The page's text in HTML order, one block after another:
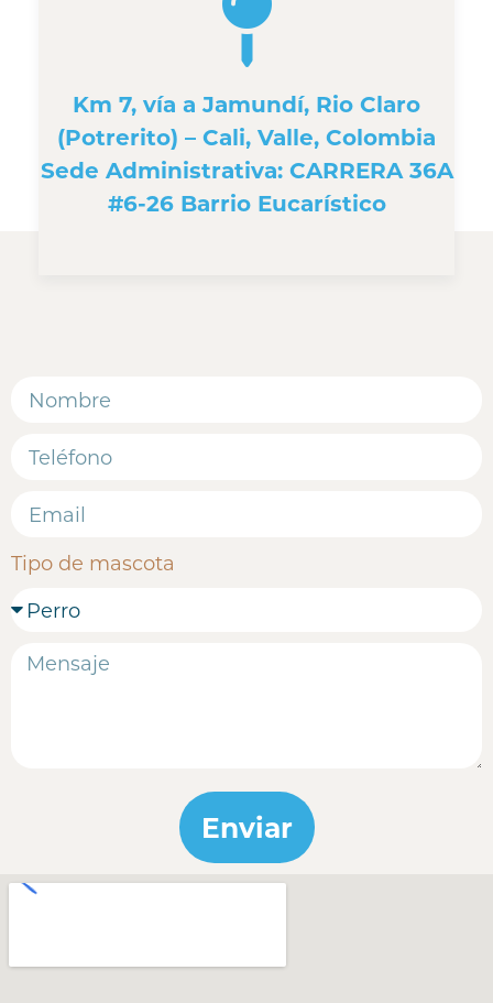
Km 7, vía a Jamundí, Rio Claro
(Potrerito) – Cali, Valle, Colombia
Sede Administrativa: CARRERA 36A
#6-26 Barrio Eucarístico
Tipo de mascota
Enviar